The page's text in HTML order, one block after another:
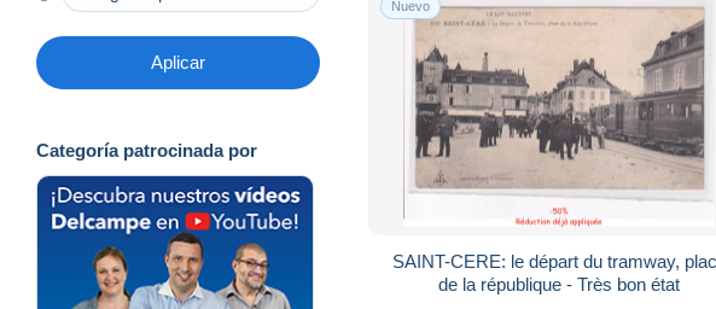
Aplicar
Categoría patrocinada por
Nuevo
SAINT-CERE: le départ du tramway,
de la république - Très bon état